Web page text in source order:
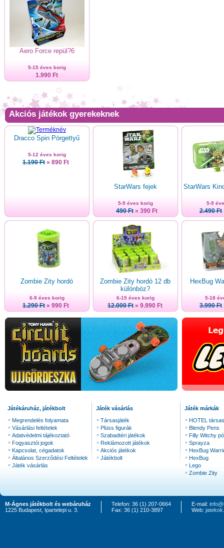
Aero Force repül?6
5-15 éves korig
1.990 Ft
Akciós játékok gyerekeknek
Dracco Spin Pörgettyű
5-12 éves korig
1.190 Ft » 890 Ft
StarWars fejek
5-9 éves korig
490 Ft » 390 Ft
StarWars
5-9
2.490 Ft
Zombie Zity hordó
6-9 éves korig
1.290 Ft » 990 Ft
Zombie Zity hordó 12 db
különböz?
6-15 éves korig
12.000 Ft » 9.990 Ft
HexBug
5-18
3.990 Ft
Játékáruház, játékbolt
Megrendelés folyamata
Vásárlási feltételek
Adatvédelmi tájékoztató
Fogyasztói jogok
Kapcsolat, cégadatok
Általános Szerződési Feltételek
Játék vásárlás
Játék vásárlás
Társasjáték
Plüss figurák
Szabadtéri játékok
Reklámozott játékok
Akciós játékok
Játékbolt
Játék márkák
HOTEL
Blendy Pens
Filly Witchy
Sprayza
HexBug
HexBug
Lego
Zombie Zity
M-Ágnes játékbolt és webáruház
1225 Budapest, Ipartelepi u. 3.
Telefon: 36 (1) 207-0664
Fax: 36 (1) 210-3897
E-mail:
Web: